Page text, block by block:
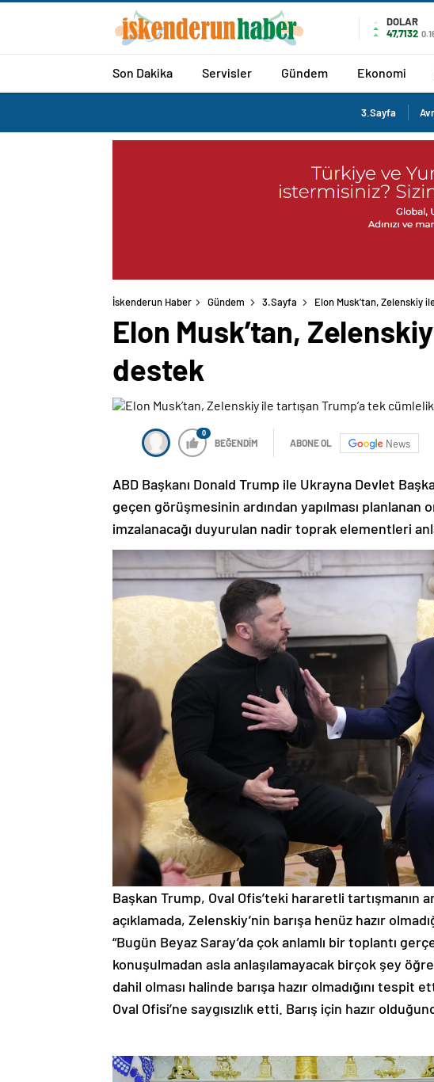
DOLAR
47,7132
Son Dakika Servisler Gündem Ekonomi
3.Sayfa
İskenderun Haber Gündem 3.Sayfa Elon Musk’tan, Zelenskiy
Elon Musk’tan,
destek
0
BEĞENDİM ABONE OL News
ABD Başkanı Donald Trump ile Ukrayna Devlet
geçen görüşmesinin ardından yapılması planlanan
imzalanacağı duyurulan nadir toprak elementleri
Başkan Trump, Oval Ofis’teki hararetli tartışmanın
açıklamada, Zelenskiy’nin barışa henüz hazır
“Bugün Beyaz Saray’da çok anlamlı bir toplantı
konuşulmadan asla anlaşılamayacak birçok şey
dahil olması halinde barışa hazır olmadığını
Oval Ofisi’ne saygısızlık etti. Barış için hazır